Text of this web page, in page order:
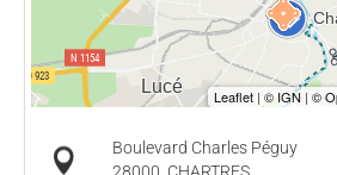
Boulevard Charles Péguy